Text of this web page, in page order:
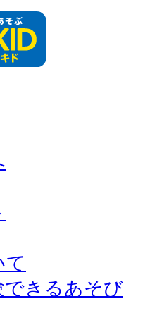
て
きるあそび